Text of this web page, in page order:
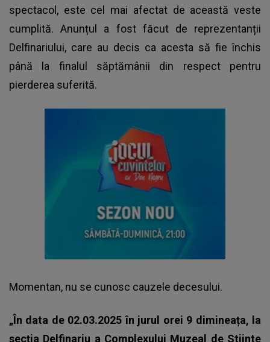
spectacol, este cel mai afectat de această veste
cumplită. Anunțul a fost făcut de reprezentanții
Delfinariului, care au decis ca acesta să fie închis
până la finalul săptămânii din respect pentru
pierderea suferită.
Momentan, nu se cunosc cauzele decesului.
„În data de 02.03.2025 în jurul orei 9 dimineața, la
secția Delfinariu a Complexului Muzeal de Stiinte